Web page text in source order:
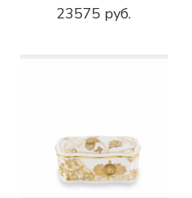
23575 руб.